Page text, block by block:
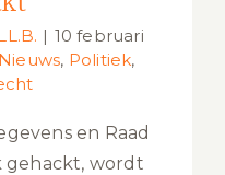
| 10 februari
Nieuws, Politiek,
en Raad
gehackt, wordt